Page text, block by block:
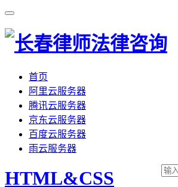
首页
阿里云服务器
腾讯云服务器
京东云服务器
百度云服务器
雨云服务器
HTML&CSS